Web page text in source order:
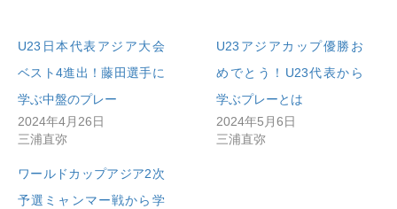
U23日本代表アジア大会
ベスト4進出！藤田選手に
学ぶ中盤のプレー
2024年4月26日
三浦直弥
U23アジアカップ優勝お
めでとう！U23代表から
学ぶプレーとは
2024年5月6日
三浦直弥
ワールドカップアジア2次
予選ミャンマー戦から学